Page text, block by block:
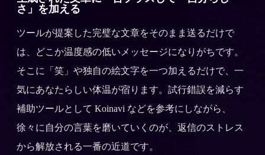
さ」を加える
ツールが提案した完璧な文章をそのまま送るだけで
は、どこか温度感の低いメッセージになりがちです。
そこに「笑」や独自の絵文字を一つ加えるだけで、一
気にあなたらしい体温が宿ります。試行錯誤を減らす
補助ツールとして Koinavi などを参考にしながら、
徐々に自分の言葉を磨いていくのが、返信のストレス
から解放される一番の近道です。